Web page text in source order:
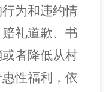
为和违约情
礼道歉、书
者降低从村
性福利，依